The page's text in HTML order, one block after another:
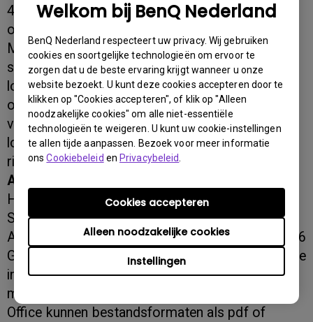
Welkom bij BenQ Nederland
BenQ Nederland respecteert uw privacy. Wij gebruiken
cookies en soortgelijke technologieën om ervoor te
zorgen dat u de beste ervaring krijgt wanneer u onze
website bezoekt. U kunt deze cookies accepteren door te
klikken op "Cookies accepteren", of klik op "Alleen
noodzakelijke cookies" om alle niet-essentiële
technologieën te weigeren. U kunt uw cookie-instellingen
te allen tijde aanpassen. Bezoek voor meer informatie
onsCookiebeleid en Privacybeleid
Instellingen
Alleen noodzakelijke cookies
Cookies accepteren
4K Smart Signage-display ST860K. Met de
optioneel beschikbare cloudsoftware van X-Sign
Manager is het mogelijk om de inhoud tot op de
seconde precies te beheren – ongeacht de
locatie. Behalve de content slaat BenQ X-Sign
ook alle gemaakte tijdschema's en instellingen
van de beeldinhoud op. In tegenstelling tot bij
lokale serveroplossingen bestaat er zo geen
risico dat er gegevens verloren gaan.
Android™ 6.0 besturingssysteem op maat
Het speciaal voor het Smart Signage-display
ST860K aangepaste besturingssysteem
Android™ 6.0 biedt samen met de ingebouwde 16
GB opslagruimte de mogelijkheid handige apps te
installeren, bijvoorbeeld een browser of
mediaspeler. Met de meegeleverde app WPS
Office kunnen bestandsformaten als pdf of